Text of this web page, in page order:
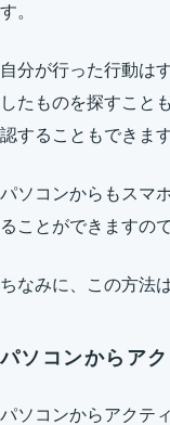
す。
自分が行った行動は
したものを探すこと
認することもできます
パソコンからもスマ
ることができますの
ちなみに、この方法
パソコンからア
パソコンからアクテ